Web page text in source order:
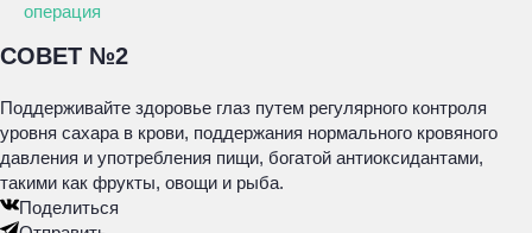
операция
СОВЕТ №2
Поддерживайте здоровье глаз путем регулярного контроля
уровня сахара в крови, поддержания нормального кровяного
давления и употребления пищи, богатой антиоксидантами,
такими как фрукты, овощи и рыба.
Поделиться